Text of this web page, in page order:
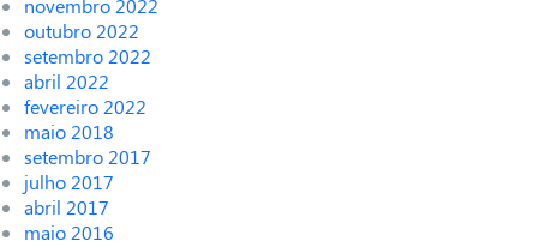
novembro 2022
outubro 2022
setembro 2022
abril 2022
fevereiro 2022
maio 2018
setembro 2017
julho 2017
abril 2017
maio 2016